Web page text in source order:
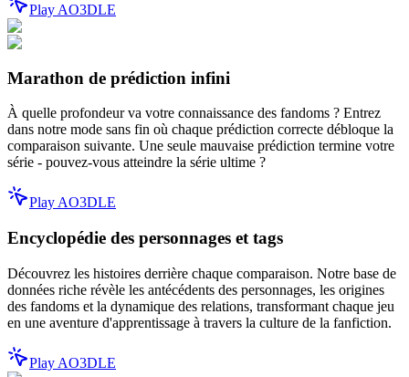
Play AO3DLE
Marathon de prédiction infini
À quelle profondeur va votre connaissance des fandoms ? Entrez
dans notre mode sans fin où chaque prédiction correcte débloque la
comparaison suivante. Une seule mauvaise prédiction termine votre
série - pouvez-vous atteindre la série ultime ?
Play AO3DLE
Encyclopédie des personnages et tags
Découvrez les histoires derrière chaque comparaison. Notre base de
données riche révèle les antécédents des personnages, les origines
des fandoms et la dynamique des relations, transformant chaque jeu
en une aventure d'apprentissage à travers la culture de la fanfiction.
Play AO3DLE